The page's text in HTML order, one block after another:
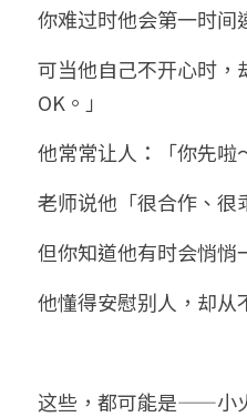
你难过时他会第一时间
可当他自己不开心时，
OK。」
他常常让人：「你先啦
老师说他「很合作、很
但你知道他有时会悄悄
他懂得安慰别人，却从
这些，都可能是——小